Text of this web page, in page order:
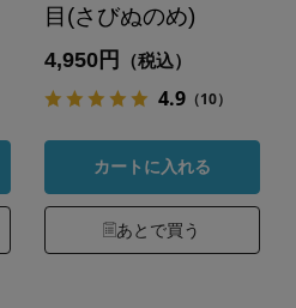
目(さびぬのめ)
4,950円 （税込）
4.9（10）
カートに入れる
あとで買う